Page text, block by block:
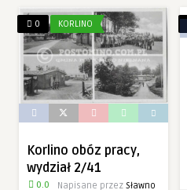
0 KORLINO
Korlino obóz pracy,
wydział 2/41
0.0 Napisane przez Sławno
i strukturę
strony
internetowej,
na podstawie
tego, jak
strona jest
używana.
Aby nasza
strona
internetowa